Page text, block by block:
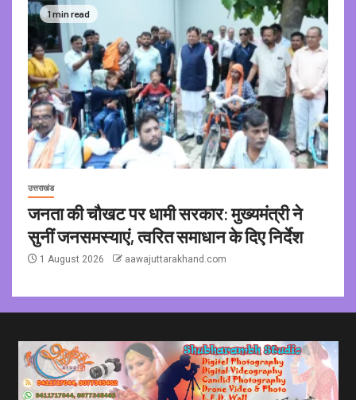
1 min read
उत्तराखंड
जनता की चौखट पर धामी सरकार: मुख्यमंत्री ने
सुनीं जनसमस्याएं, त्वरित समाधान के दिए निर्देश
1 August 2026 aawajuttarakhand.com